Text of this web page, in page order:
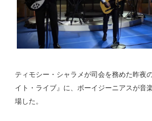
ティモシー・シャラメが司会を務めた昨夜
イト・ライブ』に、ボーイジーニアスが音
場した。